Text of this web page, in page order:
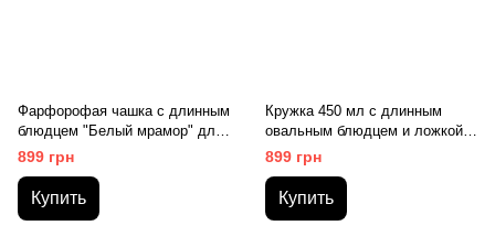
Фарфорофая чашка с длинным
блюдцем "Белый мрамор" для
чая
899 грн
Купить
Кружка 450 мл с длинным
овальным блюдцем и ложкой
"Черный мрамор"
899 грн
Купить